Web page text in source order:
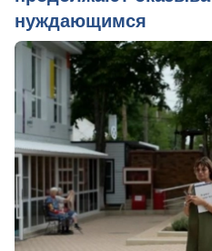
нуждающимся